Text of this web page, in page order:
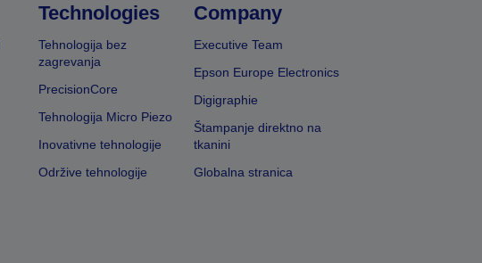
Technologies
Tehnologija bez
zagrevanja
PrecisionCore
Tehnologija Micro Piezo
Inovativne tehnologije
Održive tehnologije
Company
Executive Team
Epson Europe Electronics
Digigraphie
Štampanje direktno na
tkanini
Globalna stranica